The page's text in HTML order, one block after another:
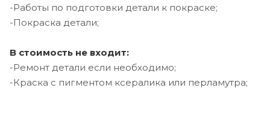
-Работы по подготовки детали к покраске;
-Покраска детали;
В стоимость не входит:
-Ремонт детали если необходимо;
-Краска с пигментом ксералика или перламутра;